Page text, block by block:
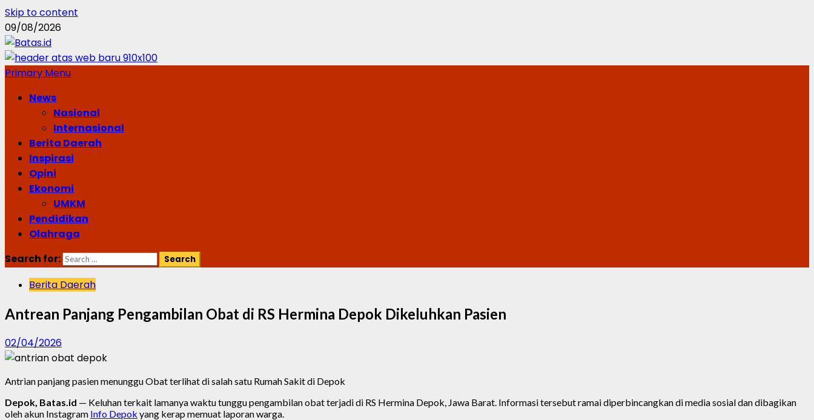
Skip to content
09/08/2026
Primary Menu
News
Nasional
Internasional
Berita Daerah
Inspirasi
Opini
Ekonomi
UMKM
Pendidikan
Olahraga
Search for:
Berita Daerah
Antrean Panjang Pengambilan Obat di RS Hermina Depok Dikeluhkan Pasien
02/04/2026
Antrian panjang pasien menunggu Obat terlihat di salah satu Rumah Sakit di Depok
Depok, Batas.id — Keluhan terkait lamanya waktu tunggu pengambilan obat terjadi di RS Hermina Depok, Jawa Barat. Informasi tersebut ramai diperbincangkan di media sosial dan dibagikan
oleh akun Instagram Info Depok yang kerap memuat laporan warga.